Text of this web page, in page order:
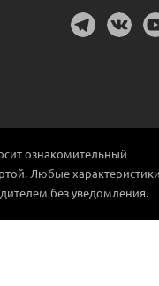
ознакомительный
Любые
без уведомления.